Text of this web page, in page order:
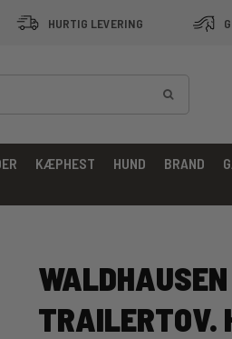
HURTIG LEVERING
KÆPHEST HUND BRAND
TRAILERTOV.